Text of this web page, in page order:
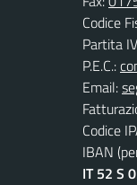
Codice
Partita
P.E.C.:
Email:
Codice
IBAN
IT 52 S